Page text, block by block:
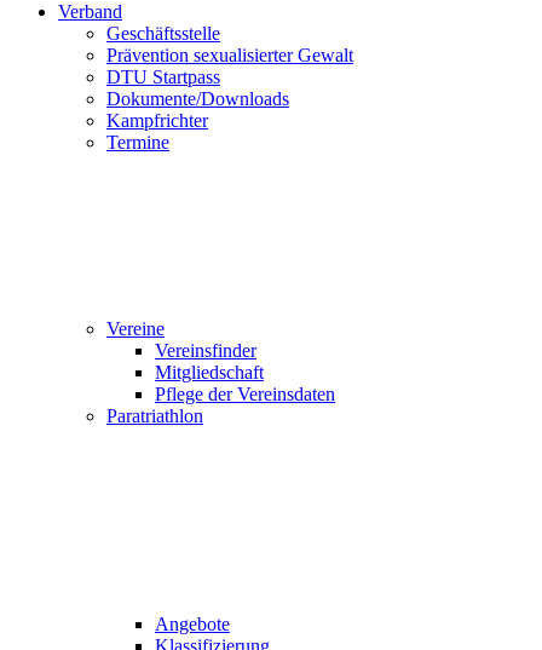
Verband
Geschäftsstelle
Prävention sexualisierter Gewalt
DTU Startpass
Dokumente/Downloads
Kampfrichter
Termine
Vereine
Vereinsfinder
Mitgliedschaft
Pflege der Vereinsdaten
Paratriathlon
Angebote
Klassifizierung